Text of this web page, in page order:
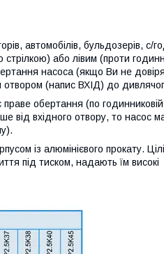
автомобілів, бульдозерів, с/
або лівим (проти
насоса (якщо Ви не
отвором (напис ВХІД) до
обертання (по годинниковій
від вхідного отвору, то насос
із алюмінієвого прокату.
під тиском, надають їм високі